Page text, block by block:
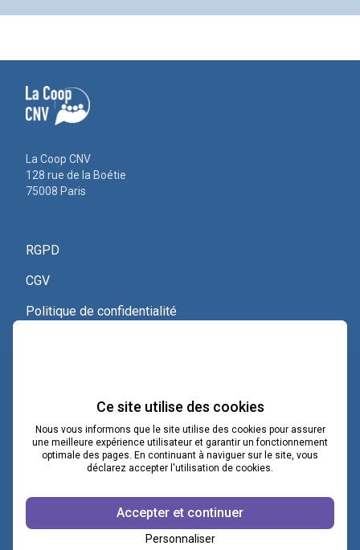
La Coop CNV
128 rue de la Boétie
75008 Paris
RGPD
CGV
Politique de confidentialité
Voir le certificat Qualiopi
contact@lacoopcnv.com
La page Linkedin de La Coop CNV
Notre chaîne Webikeo
Ce site utilise des cookies
Nous vous informons que le site utilise des cookies pour assurer
une meilleure expérience utilisateur et garantir un fonctionnement
optimale des pages. En continuant à naviguer sur le site, vous
déclarez accepter l'utilisation de cookies.
Accepter et continuer
Personnaliser